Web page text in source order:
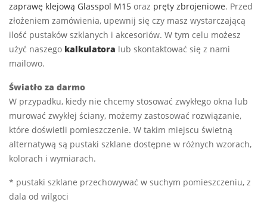
zaprawę klejową Glasspol M15 oraz pręty zbrojeniowe. Przed
złożeniem zamówienia, upewnij się czy masz wystarczającą
ilość pustaków szklanych i akcesoriów. W tym celu możesz
użyć naszego kalkulatora lub skontaktować się z nami
mailowo.
Światło za darmo
W przypadku, kiedy nie chcemy stosować zwykłego okna lub
murować zwykłej ściany, możemy zastosować rozwiązanie,
które doświetli pomieszczenie. W takim miejscu świetną
alternatywą są pustaki szklane dostępne w różnych wzorach,
kolorach i wymiarach.
* pustaki szklane przechowywać w suchym pomieszczeniu, z
dala od wilgoci